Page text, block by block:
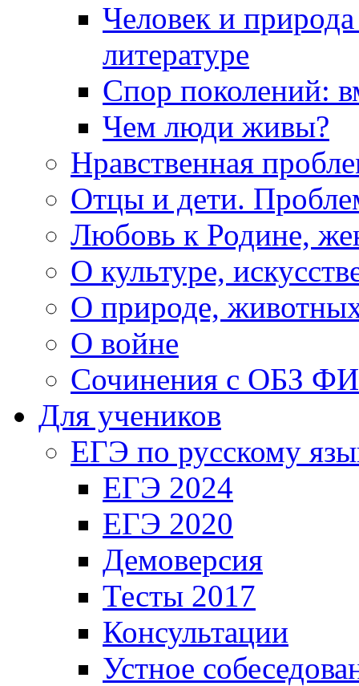
Человек и
литературе
Спор поколений:
Чем люди живы?
Нравственная
Отцы и дети.
Любовь к Родине,
О культуре,
О природе,
О войне
Сочинения с ОБЗ
Для учеников
ЕГЭ по русскому
ЕГЭ 2024
ЕГЭ 2020
Демоверсия
Тесты 2017
Консультации
Устное